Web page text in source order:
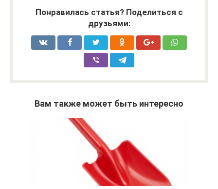
Понравилась статья? Поделиться с
друзьями:
Вам также может быть интересно